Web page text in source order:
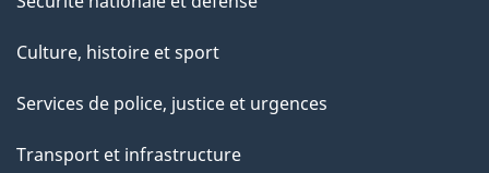
i
t
é
s
Culture, histoire et sport
Services de police, justice et urgences
Transport et infrastructure